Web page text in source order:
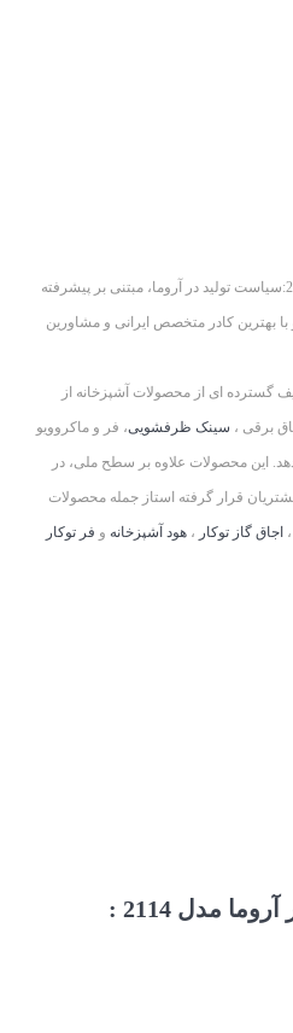
اشپزخانه توکار آروما مدل 2114:سیاست تولید در آروما، مبتنی بر پیشرفته
بهترین کادر متخصص ایرانی و مشاورین
ای از محصولات آشپزخانه از
برقی ، سینک ظرفشویی، فر و ماکروویو
این محصولات علاوه بر سطح ملی، در
قرار گرفته استاز جمله محصولات
اجاق گاز توکار ، هود آشپزخانه و فر توکار
مدل 2114 :